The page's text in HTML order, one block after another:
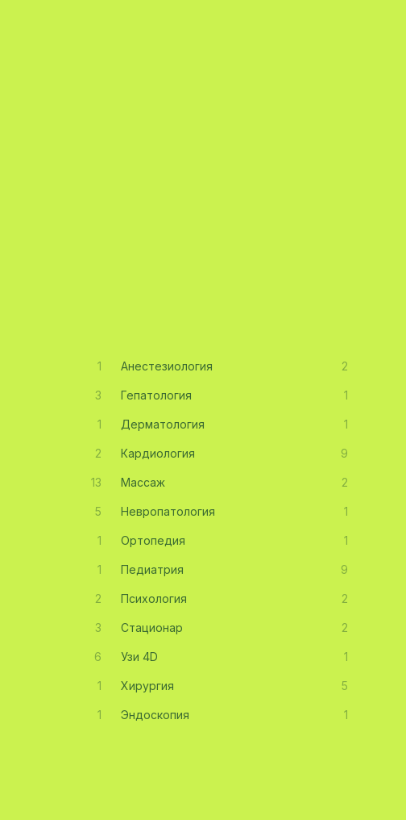
1 Анестезиология 2
3 Гепатология 1
1 Дерматология 1
2 Кардиология 9
13 Массаж 2
5 Невропатология 1
1 Ортопедия 1
1 Педиатрия 9
2 Психология 2
3 Стационар 2
6 Узи 4D 1
1 Хирургия 5
1 Эндоскопия 1